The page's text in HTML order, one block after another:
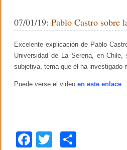
b
o
o
k
ar
tir
a
r
n
l
07/01/19:Pablo Castro sobre
Excelente explicación de Pablo
Universidad de La Serena, en
subjetiva, tema que él ha investigado
Puede verse el videoen este enlace
F